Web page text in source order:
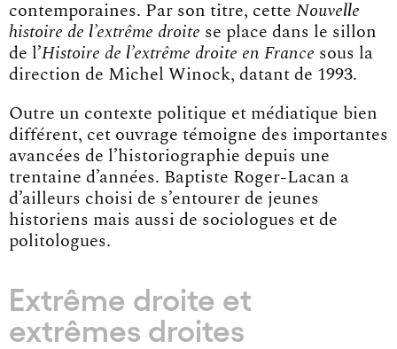
contemporaines. Par son titre, cette Nouvelle
histoire de l’extrême droite se place dans le sillon
de l’Histoire de l’extrême droite en France sous la
direction de Michel Winock, datant de 1993.
Outre un contexte politique et médiatique bien
différent, cet ouvrage témoigne des importantes
avancées de l’historiographie depuis une
trentaine d’années. Baptiste Roger-Lacan a
d’ailleurs choisi de s’entourer de jeunes
historiens mais aussi de sociologues et de
politologues.
Extrême droite et
extrêmes droites